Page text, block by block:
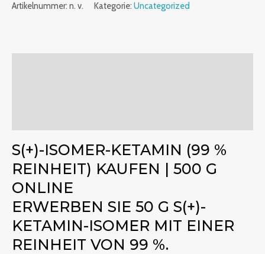
Artikelnummer: n. v. Kategorie: Uncategorized
S(+)-ISOMER-KETAMIN (99 %
REINHEIT) KAUFEN | 500 G
ONLINE
ERWERBEN SIE 50 G S(+)-
KETAMIN-ISOMER MIT EINER
REINHEIT VON 99 %.